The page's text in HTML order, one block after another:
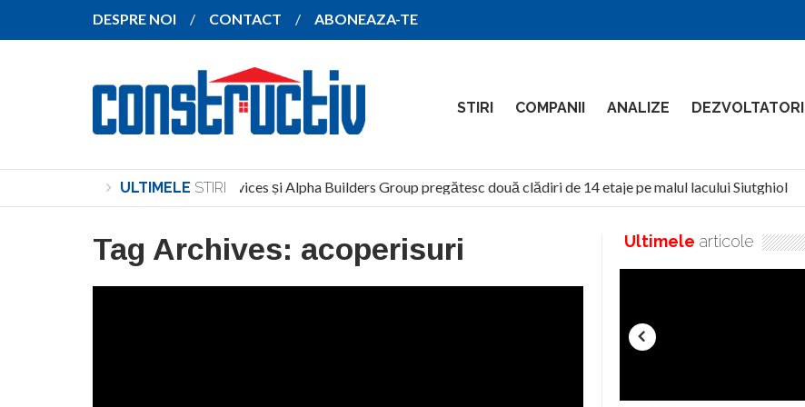
DESPRE NOI CONTACT ABONEAZA-TE
STIRI COMPANII ANALIZE DEZVOLTATORI
ULTIMELE STIRI
North Global Services și Alpha Builders Group pregătesc două clădiri de 14 etaje pe malul lacului Siutghiol
Tag Archives: acoperisuri Ultimele articole